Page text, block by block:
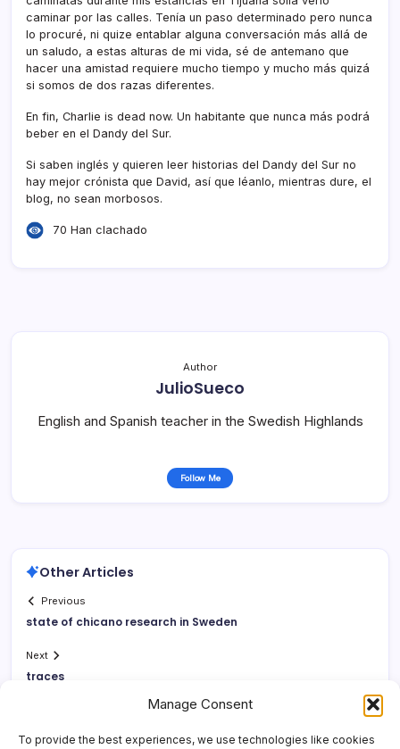
Manage Consent
To provide the best experiences, we use technologies like cookies
caminar por las calles. Tení­a un paso determinado pero nunca
lo procuré, ni quize entablar alguna conversación más allá de
un saludo, a estas alturas de mi vida, sé de antemano que
hacer una amistad requiere mucho tiempo y mucho más quizá
si somos de dos razas diferentes.
En fin, Charlie is dead now. Un habitante que nunca más podrá
beber en el Dandy del Sur.
Si saben inglés y quieren leer historias del Dandy del Sur no
hay mejor crónista que David, así­ que léanlo, mientras dure, el
blog, no sean morbosos.
70 Han clachado
Author
JulioSueco
English and Spanish teacher in the Swedish Highlands
Follow Me
Other Articles
Previous
state of chicano research in Sweden
Next
traces